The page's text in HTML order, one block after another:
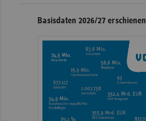
Basisdaten 2026/27 erschienen